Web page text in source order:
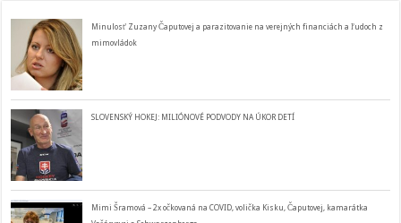
Minulosť Zuzany Čaputovej a parazitovanie na verejných financiách a ľudoch z
mimovládok
SLOVENSKÝ HOKEJ: MILIÓNOVÉ PODVODY NA ÚKOR DETÍ
Mimi Šramová – 2x očkovaná na COVID, volička Kisku, Čaputovej, kamarátka